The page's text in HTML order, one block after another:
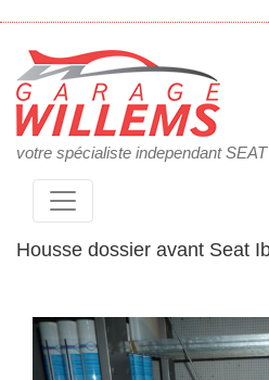
votre spécialiste independant
Housse dossier avant Seat